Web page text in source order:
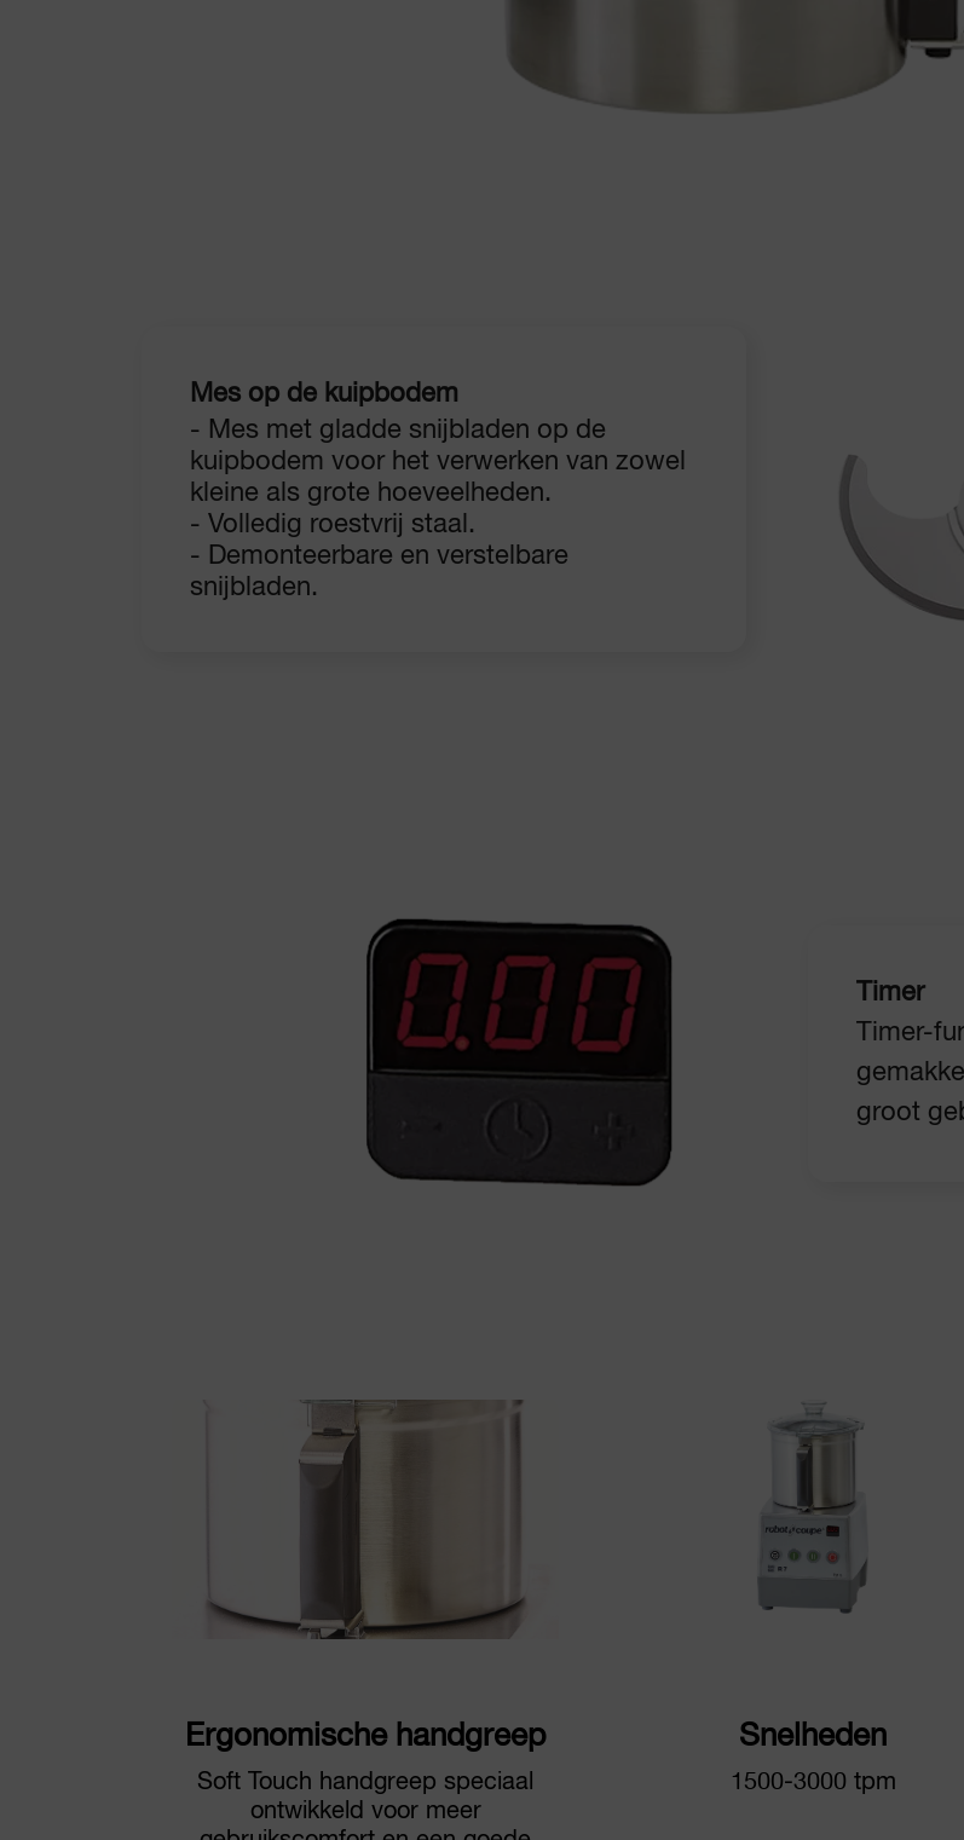
Mes op de kuipbodem
- Mes met gladde snijbladen op de
kuipbodem voor het verwerken van zowel
kleine als grote hoeveelheden.
- Volledig roestvrij staal.
- Demonteerbare en verstelbare
snijbladen.
Timer
Timer-
groot
Ergonomische handgreep
Soft Touch handgreep speciaal
ontwikkeld voor meer
Snelheden
1500-3000 tpm